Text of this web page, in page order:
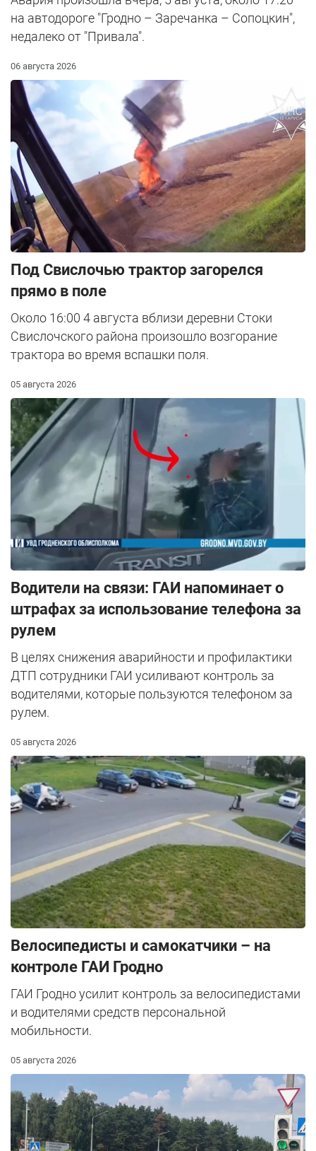
на автодороге "Гродно – Заречанка – Сопоцкин",
недалеко от "Привала".
06 августа 2026
Под Свислочью трактор загорелся
прямо в поле
Около 16:00 4 августа вблизи деревни Стоки
Свислочского района произошло возгорание
трактора во время вспашки поля.
05 августа 2026
Водители на связи: ГАИ напоминает о
штрафах за использование телефона за
рулем
В целях снижения аварийности и профилактики
ДТП сотрудники ГАИ усиливают контроль за
водителями, которые пользуются телефоном за
рулем.
05 августа 2026
Велосипедисты и самокатчики – на
контроле ГАИ Гродно
ГАИ Гродно усилит контроль за велосипедистами
и водителями средств персональной
мобильности.
05 августа 2026